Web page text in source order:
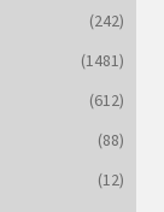
(242)
(1481)
(612)
(88)
(12)